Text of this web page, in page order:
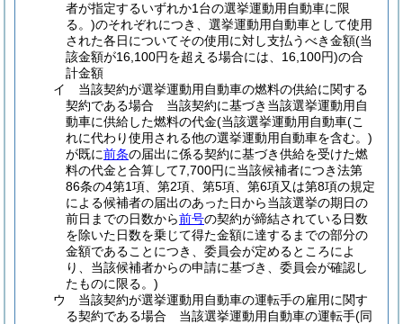
者が指定するいずれか1台の選挙運動用自動車に限
る。)のそれぞれにつき、選挙運動用自動車として使用
された各日についてその使用に対し支払うべき金額(当
該金額が16,100円を超える場合には、16,100円)の合
計金額
イ
当該契約が選挙運動用自動車の燃料の供給に関する
契約である場合 当該契約に基づき当該選挙運動用自
動車に供給した燃料の代金(当該選挙運動用自動車(こ
れに代わり使用される他の選挙運動用自動車を含む。)
が既に前条の届出に係る契約に基づき供給を受けた燃
料の代金と合算して7,700円に当該候補者につき法第
86条の4第1項、第2項、第5項、第6項又は第8項の規定
による候補者の届出のあった日から当該選挙の期日の
前日までの日数から前号の契約が締結されている日数
を除いた日数を乗じて得た金額に達するまでの部分の
金額であることにつき、委員会が定めるところによ
り、当該候補者からの申請に基づき、委員会が確認し
たものに限る。)
ウ
当該契約が選挙運動用自動車の運転手の雇用に関す
る契約である場合 当該選挙運動用自動車の運転手(同